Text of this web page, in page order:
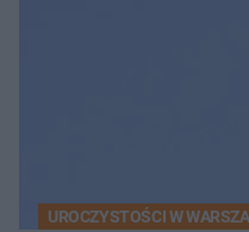
UROCZYSTOŚCI W